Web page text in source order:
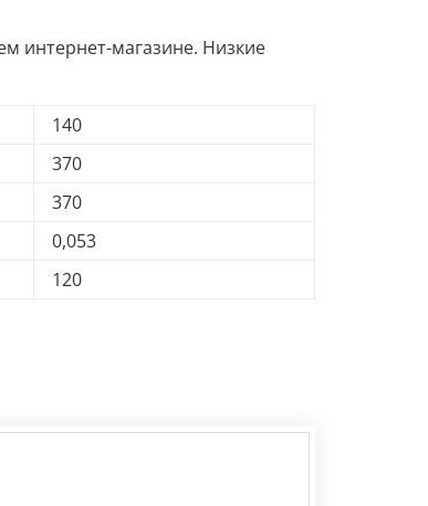
интернет-магазине. Низкие
140
370
370
0,053
120